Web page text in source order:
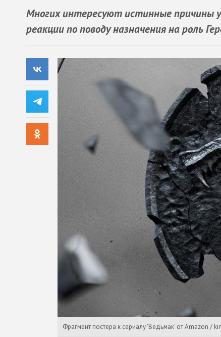
Многих интересуют истинные причины
реакции по поводу назначения на роль
Фрагмент постера к сериалу 'Ведьмак' от Amazon /